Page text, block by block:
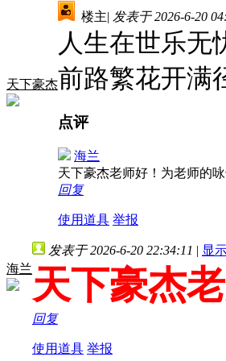
天下豪杰
楼主| 发表于 2026-6-20
人生在世乐无
前路繁花开满
点评
海兰
天下豪杰老师好！为老师的
回复
使用道具 举报
海兰
发表于 2026-6-20 22:34:11 | 显
天下豪杰
回复
使用道具 举报